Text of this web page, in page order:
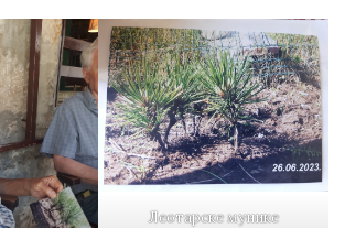
Леотарске мунике